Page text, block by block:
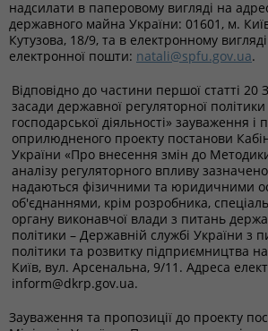
надсилати в паперовому вигляді на
державного майна України: 01601, м.
Кутузова, 18/9, та в електронному
електронної пошти: natali@spfu.gov.ua.
Відповідно до частини першої статті 20
засади державної регуляторної політики
господарської діяльності» зауваження і
оприлюдненого проекту постанови
України «Про внесення змін до
аналізу регуляторного впливу
надаються фізичними та юридичними
об'єднаннями, крім розробника,
органу виконавчої влади з питань
політики – Державній службі України з
політики та розвитку підприємництва
Київ, вул. Арсенальна, 9/11. Адреса
inform@dkrp.gov.ua.
Зауваження та пропозиції до проекту